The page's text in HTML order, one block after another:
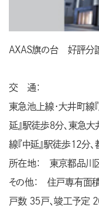
AXAS旗の台 好評分
交 通：
東急池上線・大井町線
延』駅徒歩8分、東急
線『中延』駅徒歩12分
所在地： 東京都品川
その他： 住戸専有面積
戸数 35戸、竣工予定